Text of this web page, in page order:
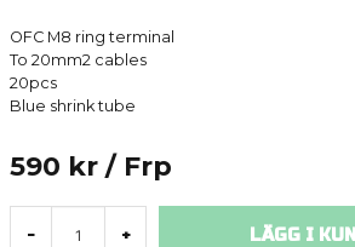
OFC M8 ring terminal
To 20mm2 cables
20pcs
Blue shrink tube
590 kr / Frp
- + LÄGG I